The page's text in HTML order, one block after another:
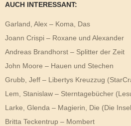
AUCH INTERESSANT:
Garland, Alex – Koma, Das
Joann Crispi – Roxane und Alexander
Andreas Brandhorst – Splitter der Zeit
John Moore – Hauen und Stechen
Grubb, Jeff – Libertys Kreuzzug
Lem, Stanislaw – Sterntagebücher
Larke, Glenda – Magierin, Die (Die
Britta Teckentrup – Mombert